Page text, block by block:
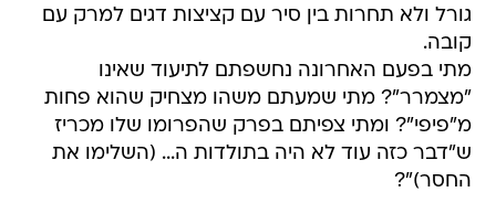
גורל ולא תחרות בין סיר עם קציצות דגים למרק עם
קובה.
מתי בפעם האחרונה נחשפתם לתיעוד שאינו
"מצמרר"? מתי שמעתם משהו מצחיק שהוא פחות
מ"פיפי"? ומתי צפיתם בפרק שהפרומו שלו מכריז
ש"דבר כזה עוד לא היה בתולדות ה... (השלימו את
החסר)"?